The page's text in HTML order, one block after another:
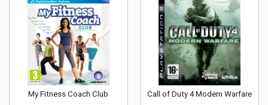
My Fitness Coach Club Call of Duty 4 Modern Warfare